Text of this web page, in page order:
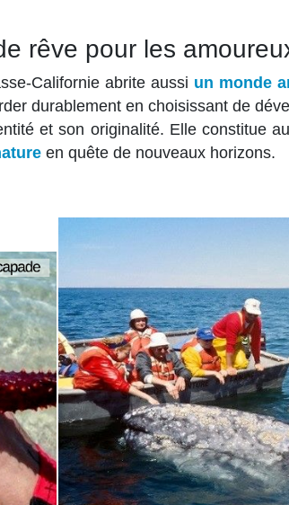
rêve pour les
Californie abrite aussi un monde
durablement en choisissant de
et son originalité. Elle constitue
en quête de nouveaux horizons.